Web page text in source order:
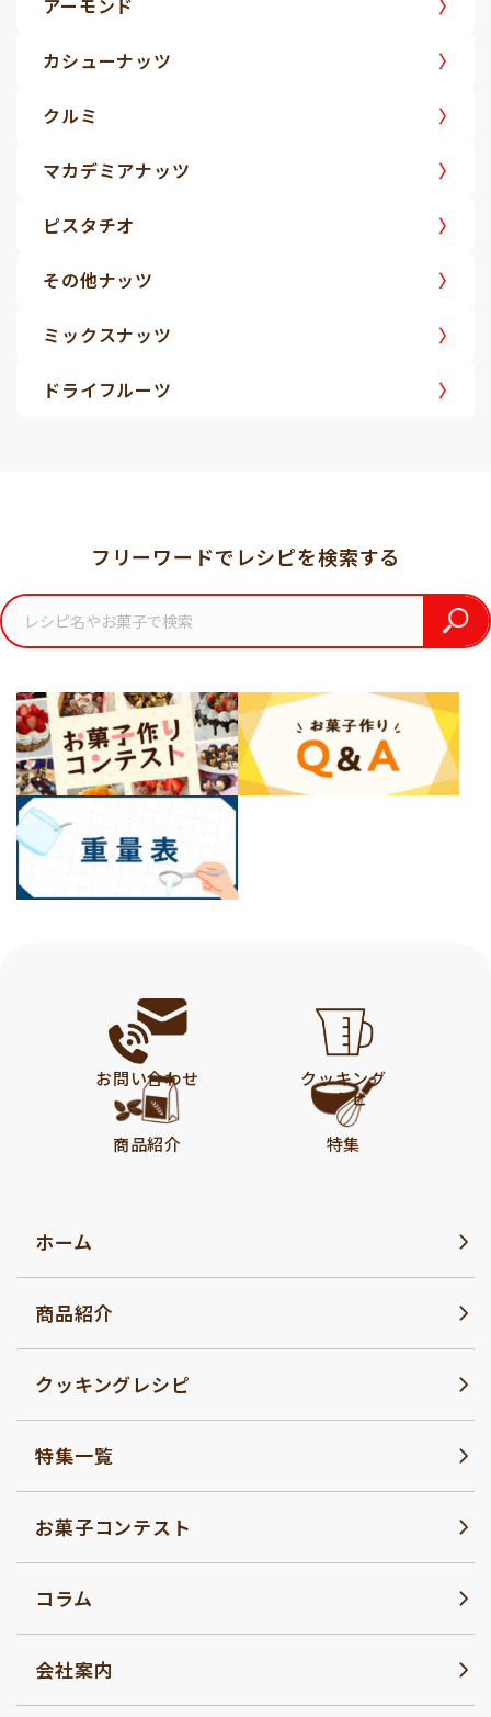
アーモンド
カシューナッツ
クルミ
マカデミアナッツ
ピスタチオ
その他ナッツ
ミックスナッツ
ドライフルーツ
フリーワードでレシピを検索する
お問い合わせ
クッキング
レシピ
商品紹介
特集
ホーム
商品紹介
クッキングレシピ
特集一覧
お菓子コンテスト
コラム
会社案内